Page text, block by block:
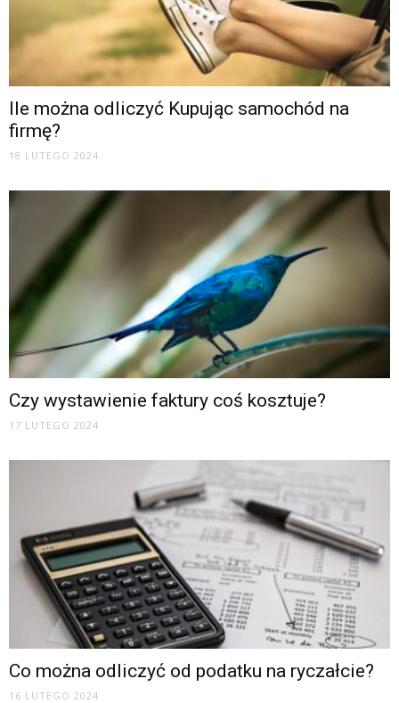
Ile można odliczyć Kupując samochód na
firmę?
18 LUTEGO 2024
Czy wystawienie faktury coś kosztuje?
17 LUTEGO 2024
Co można odliczyć od podatku na ryczałcie?
16 LUTEGO 2024